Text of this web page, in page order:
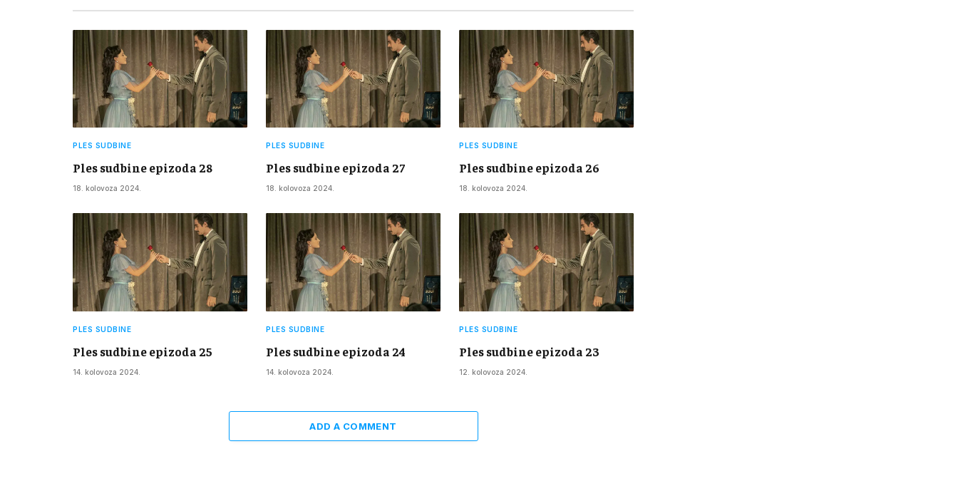
PLES SUDBINE
Ples sudbine epizoda 28
18. kolovoza 2024.
PLES SUDBINE
Ples sudbine epizoda 27
18. kolovoza 2024.
PLES SUDBINE
Ples sudbine epizoda 26
18. kolovoza 2024.
PLES SUDBINE
Ples sudbine epizoda 25
14. kolovoza 2024.
PLES SUDBINE
Ples sudbine epizoda 24
14. kolovoza 2024.
PLES SUDBINE
Ples sudbine epizoda 23
12. kolovoza 2024.
ADD A COMMENT